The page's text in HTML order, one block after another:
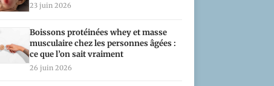
23 juin 2026
Boissons protéinées whey et masse
musculaire chez les personnes âgées :
ce que l’on sait vraiment
26 juin 2026